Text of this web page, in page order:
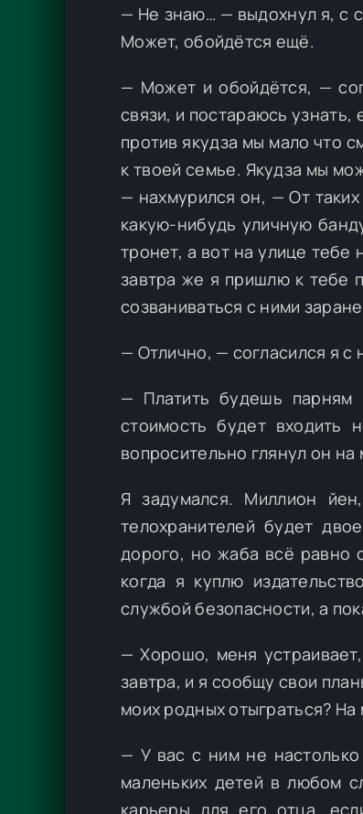
— Не знаю… — выдохнул я, с
Может, обойдётся ещё.
— Может и обойдётся, —
связи, и постараюсь
против якудза мы мало что
к твоей семье. Якудза мы
— нахмурился он, — От
какую-нибудь уличную
тронет, а вот на улице тебе
завтра же я пришлю к тебе
созваниваться с ними
— Отлично, — согласился я с
— Платить будешь
стоимость будет
вопросительно глянул он на
Я задумался. Миллион
телохранителей будет
дорого, но жаба всё равно
когда я куплю
службой безопасности, а
— Хорошо, меня
завтра, и я сообщу свои
моих родных отыграться?
— У вас с ним не
маленьких детей в любом
карьеры для его отца,